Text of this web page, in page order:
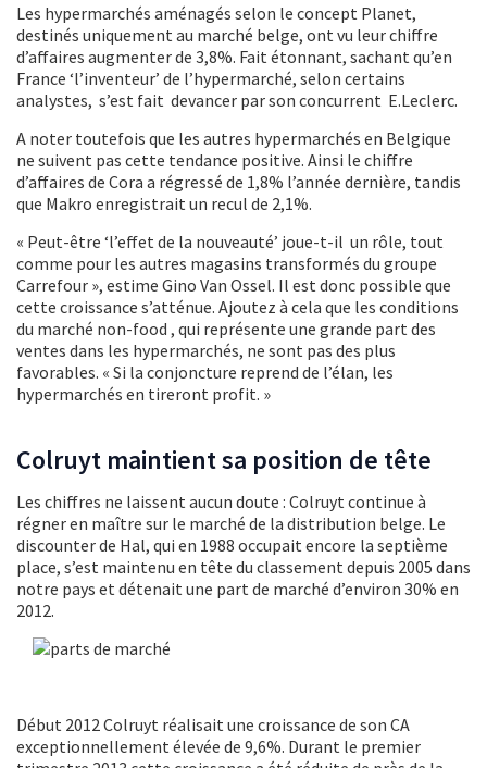
Les hypermarchés aménagés selon le concept Planet,
destinés uniquement au marché belge, ont vu leur chiffre
d’affaires augmenter de 3,8%. Fait étonnant, sachant qu’en
France ‘l’inventeur’ de l’hypermarché, selon certains
analystes, s’est fait devancer par son concurrent E.Leclerc.
A noter toutefois que les autres hypermarchés en Belgique
ne suivent pas cette tendance positive. Ainsi le chiffre
d’affaires de Cora a régressé de 1,8% l’année dernière, tandis
que Makro enregistrait un recul de 2,1%.
« Peut-être ‘l’effet de la nouveauté’ joue-t-il un rôle, tout
comme pour les autres magasins transformés du groupe
Carrefour », estime Gino Van Ossel. Il est donc possible que
cette croissance s’atténue. Ajoutez à cela que les conditions
du marché non-food , qui représente une grande part des
ventes dans les hypermarchés, ne sont pas des plus
favorables. « Si la conjoncture reprend de l’élan, les
hypermarchés en tireront profit. »
Colruyt maintient sa position de tête
Les chiffres ne laissent aucun doute : Colruyt continue à
régner en maître sur le marché de la distribution belge. Le
discounter de Hal, qui en 1988 occupait encore la septième
place, s’est maintenu en tête du classement depuis 2005 dans
notre pays et détenait une part de marché d’environ 30% en
2012.
Début 2012 Colruyt réalisait une croissance de son CA
exceptionnellement élevée de 9,6%. Durant le premier